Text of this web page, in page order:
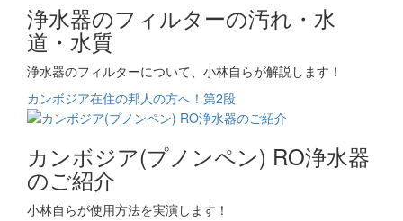
浄水器のフィルターの汚れ・水
道・水質
浄水器のフィルターについて、小林自らが解説します！
カンボジア在住の邦人の方へ！第2段
カンボジア(プノンペン) RO浄水器
のご紹介
小林自らが使用方法を実演します！